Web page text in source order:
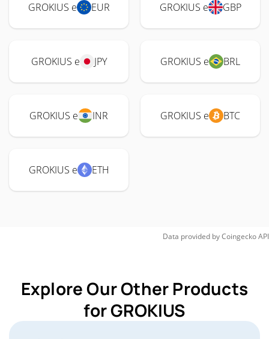
GROKIUS e EUR GROKIUS e GBP
GROKIUS e JPY GROKIUS e BRL
GROKIUS e INR GROKIUS e BTC
GROKIUS e ETH
Data provided byCoingeckoAPI
Explore Our Other Products
for GROKIUS